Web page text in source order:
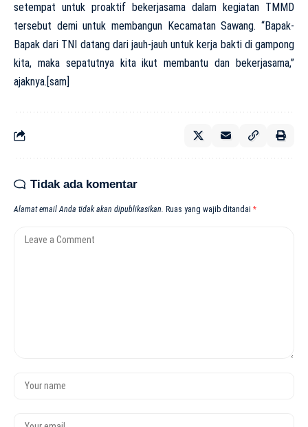
setempat untuk proaktif bekerjasama dalam kegiatan TMMD
tersebut demi untuk membangun Kecamatan Sawang. “Bapak-
Bapak dari TNI datang dari jauh-jauh untuk kerja bakti di gampong
kita, maka sepatutnya kita ikut membantu dan bekerjasama,”
ajaknya.[sam]
Tidak ada komentar
Alamat email Anda tidak akan dipublikasikan. Ruas yang wajib ditandai *